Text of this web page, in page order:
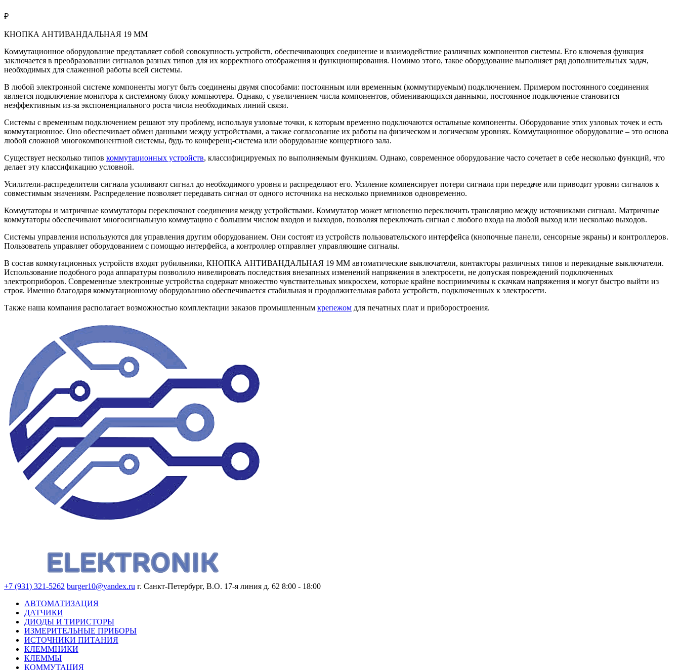
₽
КНОПКА АНТИВАНДАЛЬНАЯ 19 ММ
Коммутационное оборудование представляет собой совокупность устройств, обеспечивающих соединение и взаимодействие различных компонентов системы. Его ключевая функция
заключается в преобразовании сигналов разных типов для их корректного отображения и функционирования. Помимо этого, такое оборудование выполняет ряд дополнительных задач,
необходимых для слаженной работы всей системы.
В любой электронной системе компоненты могут быть соединены двумя способами: постоянным или временным (коммутируемым) подключением. Примером постоянного соединения
является подключение монитора к системному блоку компьютера. Однако, с увеличением числа компонентов, обменивающихся данными, постоянное подключение становится
неэффективным из-за экспоненциального роста числа необходимых линий связи.
Системы с временным подключением решают эту проблему, используя узловые точки, к которым временно подключаются остальные компоненты. Оборудование этих узловых точек и есть
коммутационное. Оно обеспечивает обмен данными между устройствами, а также согласование их работы на физическом и логическом уровнях. Коммутационное оборудование – это основа
любой сложной многокомпонентной системы, будь то конференц-система или оборудование концертного зала.
Существует несколько типов коммутационных устройств, классифицируемых по выполняемым функциям. Однако, современное оборудование часто сочетает в себе несколько функций, что
делает эту классификацию условной.
Усилители-распределители сигнала усиливают сигнал до необходимого уровня и распределяют его. Усиление компенсирует потери сигнала при передаче или приводит уровни сигналов к
совместимым значениям. Распределение позволяет передавать сигнал от одного источника на несколько приемников одновременно.
Коммутаторы и матричные коммутаторы переключают соединения между устройствами. Коммутатор может мгновенно переключить трансляцию между источниками сигнала. Матричные
коммутаторы обеспечивают многосигнальную коммутацию с большим числом входов и выходов, позволяя переключать сигнал с любого входа на любой выход или несколько выходов.
Системы управления используются для управления другим оборудованием. Они состоят из устройств пользовательского интерфейса (кнопочные панели, сенсорные экраны) и контроллеров.
Пользователь управляет оборудованием с помощью интерфейса, а контроллер отправляет управляющие сигналы.
В состав коммутационных устройств входят рубильники, КНОПКА АНТИВАНДАЛЬНАЯ 19 ММ автоматические выключатели, контакторы различных типов и перекидные выключатели.
Использование подобного рода аппаратуры позволило нивелировать последствия внезапных изменений напряжения в электросети, не допуская повреждений подключенных
электроприборов. Современные электронные устройства содержат множество чувствительных микросхем, которые крайне восприимчивы к скачкам напряжения и могут быстро выйти из
строя. Именно благодаря коммутационному оборудованию обеспечивается стабильная и продолжительная работа устройств, подключенных к электросети.
Также наша компания располагает возможностью комплектации заказов промышленным крепежом для печатных плат и приборостроения.
+7 (931) 321-5262 burger10@yandex.ru г. Санкт-Петербург, В.О. 17-я линия д. 62 8:00 - 18:00
АВТОМАТИЗАЦИЯ
ДАТЧИКИ
ДИОДЫ И ТИРИСТОРЫ
ИЗМЕРИТЕЛЬНЫЕ ПРИБОРЫ
ИСТОЧНИКИ ПИТАНИЯ
КЛЕММНИКИ
КЛЕММЫ
КОММУТАЦИЯ